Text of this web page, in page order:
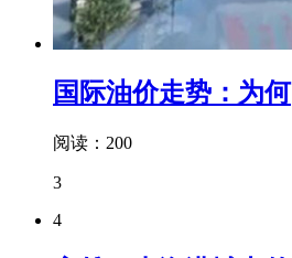
国际油价走势：为何
阅读：200
3
4